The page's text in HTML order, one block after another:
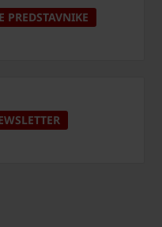
PREDSTAVNIKE